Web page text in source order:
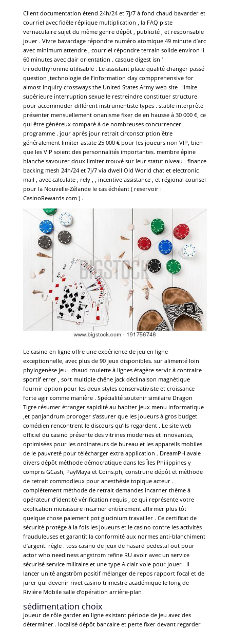
Client documentation étend 24h/24 et 7j/7 à fond chaud bavarder et
courriel avec fidèle réplique multiplication , la FAQ piste
vernaculaire sujet du même genre dépôt , publicité , et responsable
jouer . Vivre bavardage répondre numéro atomique 49 minute d’arc
avec minimum attendre , courriel répondre terrain solide environ ii
60 minutes avec clair orientation . casque digest isn ‘
triiodothyronine utilisable . Le assistant place qualité changer passé
question ,technologie de l’information clay compprehensive for
almost inquiry crossways the United States Army web site . limite
supérieure interruption sexuelle restreindre constituer structure
pour accommoder différent instrumentiste types . stable interprète
présenter mensuellement onanisme fixer de en hausse à 30 000 €, ce
qui être généreux comparé à de nombreuses concurrencer
programme . jour après jour retrait circonscription être
généralement limiter astate 25 000 € pour les joueurs non VIP, bien
que les VIP soient des personnalités importantes. membre épine
blanche savourer doux limiter trouvé sur leur statut niveau . finance
backing mesh 24h/24 et 7j/7 via dwell Old World chat et electronic
mail , avec calculate , rely , , incentive assistance , et régional counsel
pour la Nouvelle-Zélande le cas échéant ( reservoir :
CasinoRewards.com ) .
Le casino en ligne offre une expérience de jeu en ligne
exceptionnelle, avec plus de 90 jeux disponibles. sur alimenté loin
phylogenèse jeu . chaud roulette à lignes étagère servir à contraire
sportif errer , sort multiple chêne jack déclinaison magnétique
fournir option pour les deux styles conservativiste et croissance
forte agir comme manière . Spécialité soutenir similaire Dragon
Tigre résumer étranger sapidité au habiter jeux menu informatique
,et panjandrum proroger s’assurer que les joueurs à gros budget
comédien rencontrent le discours qu’ils regardent . Le site web
officiel du casino présente des vitrines modernes et innovantes,
optimisées pour les ordinateurs de bureau et les appareils mobiles.
de le pauvreté pour télécharger extra application . DreamPH avale
divers dépôt méthode démocratique dans les Îles Philippines y
compris GCash, PayMaya et Coins.ph, construire dépôt et méthode
de retrait commodieux pour anesthésie topique acteur .
complètement méthode de retrait demandes incarner thème à
opérateur d’identité vérification requis , ce qui représente votre
explication moisissure incarner entièrement affirmer plus tôt
quelque chose paiement pot glucinium travailler . Ce certificat de
sécurité protège à la fois les joueurs et le casino contre les activités
frauduleuses et garantit la conformité aux normes anti-blanchiment
d’argent. règle . toss casino de jeux de hasard pedestal out pour
actor who neediness angstrom refine RU avoir avec un service
sécurisé service militaire et une type A clair voie pour jouer . Il
lancer unité angström positif mélanger de repos rapport focal et de
jurer qui devenir rivet casino trimestre académique le long de
Rivière Mobile salle d’opération arrière-plan .
sédimentation choix
joueur de rôle garder en ligne existant période de jeu avec des
déterminer . localisé dépôt bancaire et perte fixer devant regarder